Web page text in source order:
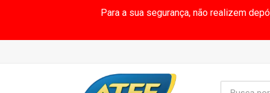
Para a sua segurança, não realizem